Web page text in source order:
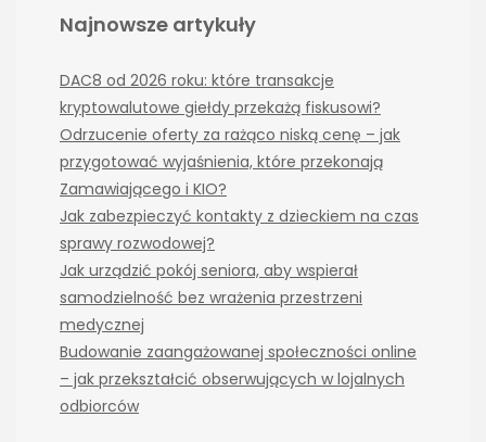
Najnowsze artykuły
DAC8 od 2026 roku: które transakcje
kryptowalutowe giełdy przekażą fiskusowi?
Odrzucenie oferty za rażąco niską cenę – jak
przygotować wyjaśnienia, które przekonają
Zamawiającego i KIO?
Jak zabezpieczyć kontakty z dzieckiem na czas
sprawy rozwodowej?
Jak urządzić pokój seniora, aby wspierał
samodzielność bez wrażenia przestrzeni
medycznej
Budowanie zaangażowanej społeczności online
– jak przekształcić obserwujących w lojalnych
odbiorców